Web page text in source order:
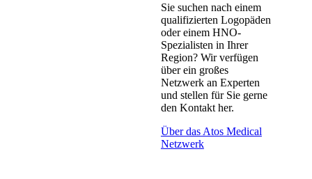
Sie suchen nach einem
qualifizierten Logopäden
oder einem HNO-
Spezialisten in Ihrer
Region? Wir verfügen
über ein großes
Netzwerk an Experten
und stellen für Sie gerne
den Kontakt her.
Über das Atos Medical
Netzwerk